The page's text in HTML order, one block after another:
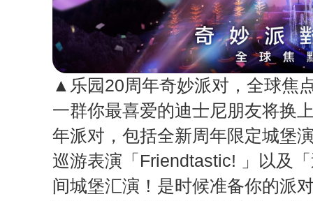
▲乐园20周年奇妙派对，全球焦
一群你最喜爱的迪士尼朋友将换
年派对，包括全新周年限定城堡
巡游表演「Friendtastic! 」以及
间城堡汇演！是时候准备你的派